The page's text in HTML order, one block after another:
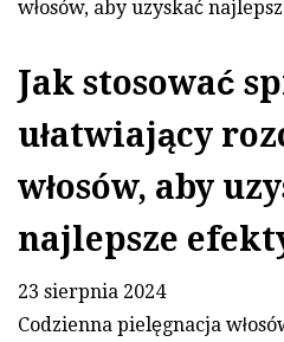
Jak stosować
ułatwiający
włosów, aby
najlepsze
23 sierpnia 2024
Codzienna pielęgnacja